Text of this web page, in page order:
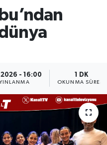
- 16:00 1 DK
OKUNMA SÜRESI